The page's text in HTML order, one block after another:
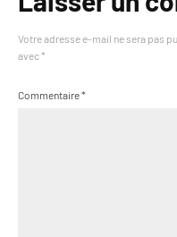
Votre adresse e-mail ne sera pas
avec *
Commentaire*